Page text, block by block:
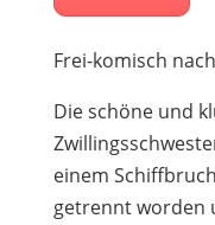
Frei-komisch
Die schöne und
einem
getrennt worden